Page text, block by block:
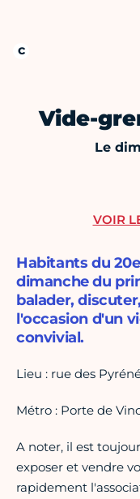
Vide-
Le
Habitants du
dimanche du
balader,
l'occasion d'un
convivial.
Lieu : rue des
Métro : Porte de
A noter, il est
exposer et vendre
rapidement
VOIR